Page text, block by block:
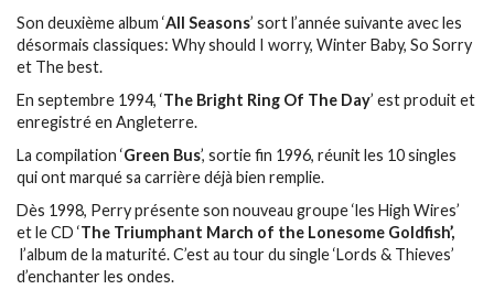
Son deuxième album ‘All Seasons’ sort l’année suivante avec les
désormais classiques: Why should I worry, Winter Baby, So Sorry
et The best.
En septembre 1994, ‘The Bright Ring Of The Day’ est produit et
enregistré en Angleterre.
La compilation ‘Green Bus’, sortie fin 1996, réunit les 10 singles
qui ont marqué sa carrière déjà bien remplie.
Dès 1998, Perry présente son nouveau groupe ‘les High Wires’
et le CD ‘The Triumphant March of the Lonesome Goldfish’,
l’album de la maturité. C’est au tour du single ‘Lords & Thieves’
d’enchanter les ondes.